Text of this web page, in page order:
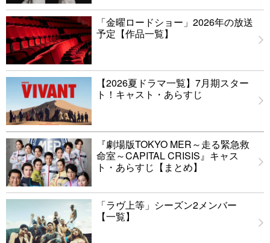
「金曜ロードショー」2026年の放送
予定【作品一覧】
【2026夏ドラマ一覧】7月期スター
ト！キャスト・あらすじ
『劇場版TOKYO MER～走る緊急救
命室～CAPITAL CRISIS』キャス
ト・あらすじ【まとめ】
「ラヴ上等」シーズン2メンバー
【一覧】